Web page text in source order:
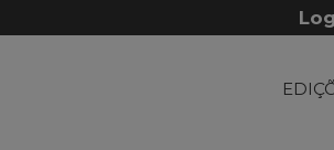
Osteoma osteoide em mandíbula: